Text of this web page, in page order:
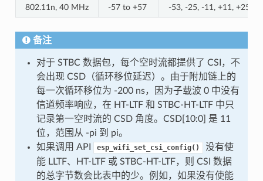
802.11n, 40 MHz -57 to +57 -53, -25, -11, +11, +25,
备注
对于 STBC 数据包，每个空时流都提供了 CSI，不
会出现 CSD（循环移位延迟）。由于附加链上的
每一次循环移位为 -200 ns，因为子载波 0 中没有
信道频率响应，在 HT-LTF 和 STBC-HT-LTF 中只
记录第一空时流的 CSD 角度。CSD[10:0] 是 11
位，范围从 -pi 到 pi。
如果调用 API
esp_wifi_set_csi_config()
没有使
能 LLTF、HT-LTF 或 STBC-HT-LTF，则 CSI 数据
的总字节数会比表中的少。例如，如果没有使能